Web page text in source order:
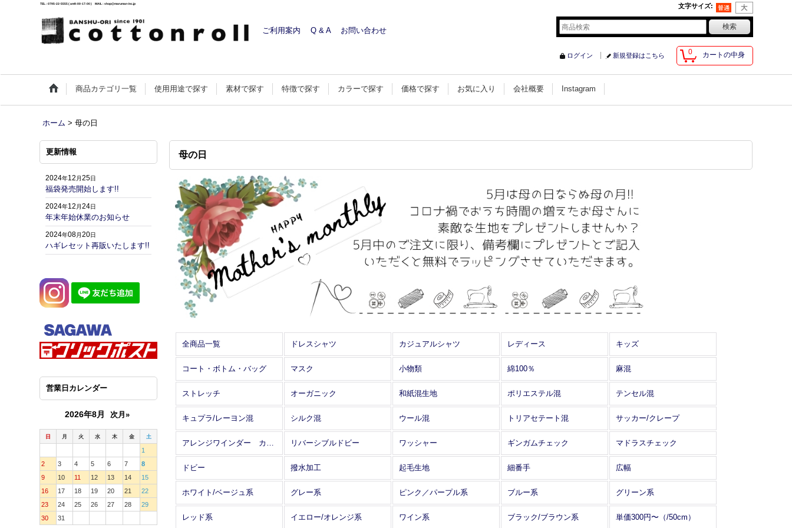
TEL : 0795-22-5555 ( am9:00-17:00 ) MAIL : shop@maruman-inc.jp 文字サイズ:
ご利用案内 Q & A お問い合わせ
0 カートの中身
ログイン 新規登録はこちら
商品カテゴリ一覧 使用用途で探す 素材で探す 特徴で探す カラーで探す 価格で探す お気に入り 会社概要 Instagram
ホーム > 母の日
更新情報
2024年12 月25日
福袋発売開始します!!
2024年12 月24日
年末年始休業のお知らせ
2024年08月20日
ハギレセット再販いたします!!
営業日カレンダー
2026年8月 次月»
日 月 火 水 木 金 土
1
2
3 4 5 6 7
8
9
10 11 12 13 14
15
16
17 18 19 20 21
22
23
24 25 26 27 28
29
30
31
母の日
全商品一覧 ドレスシャツ カジュアルシャツ レディース キッズ
コート・ボトム・バッグ マスク 小物類 綿100％ 麻混
ストレッチ オーガニック 和紙混生地 ポリエステル混 テンセル混
キュプラ/レーヨン混 シルク混 ウール混 トリアセテート混 サッカー/クレープ
リバーシブルドビー ワッシャー ギンガムチェック マドラスチェック
ドビー 撥水加工 起毛生地 細番手 広幅
ホワイト/ベージュ系 グレー系 ピンク／パープル系 ブルー系 グリーン系
レッド系 イエロー/オレンジ系 ワイン系 ブラック/ブラウン系 単価300円〜（/50cm）